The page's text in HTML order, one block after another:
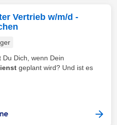
Vertrieb w/m/d -
Du Dich, wenn Dein
geplant wird? Und ist es